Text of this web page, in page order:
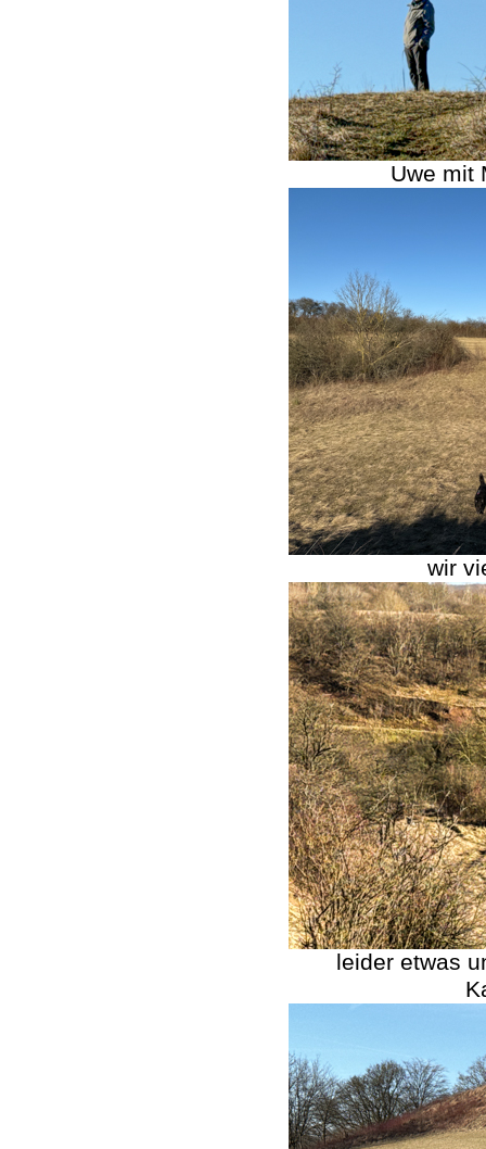
Uwe mit
wir
leider etwas